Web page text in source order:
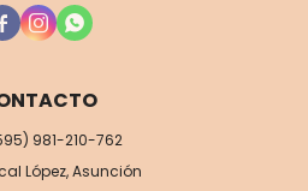
981-210-762
López, Asunción
 